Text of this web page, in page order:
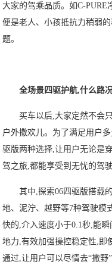
大家的驾乘品质。如C-
便是老人、小孩抵抗力稍弱
题。
全场景四驱护航,什么路
买车以后,大家定然不会
户外撒欢儿。为了满足用户
驱版两种选择,让用户无论是
驾之旅,都能享受到无忧的驾驶
其中,探索06四驱版搭载
地、泥泞、越野等7种驾驶模
快的,介入速度小于0.1秒,能
地力,有效加强操控稳定性,即
通过,让用户可以尽情去“撒野”